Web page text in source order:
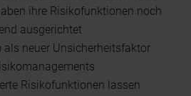
ihre Risikofunktionen noch
ausgerichtet
neuer Unsicherheitsfaktor
Risikofunktionen lassen